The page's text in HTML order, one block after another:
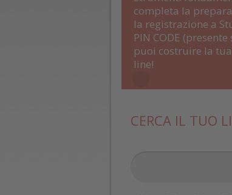
completa la
la registrazione a
PIN CODE
puoi costruire la
line!
CERCA IL TUO